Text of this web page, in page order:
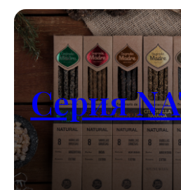
Серия